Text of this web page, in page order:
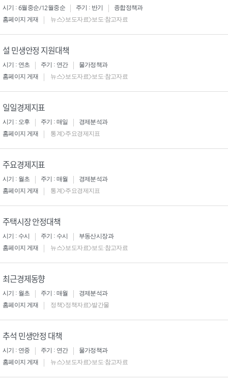
시기 : 6월중순/12월중순 주기 : 반기
종합정책과
홈페이지 게재
뉴스>보도자료>보도·참고자료
설 민생안정 지원대책
시기 : 연초 주기 : 연간
물가정책과
홈페이지 게재
뉴스>보도자료>보도·참고자료
일일경제지표
시기 : 오후 주기 : 매일
경제분석과
홈페이지 게재
통계>주요경제지표
주요경제지표
시기 : 월초 주기 : 매월
경제분석과
홈페이지 게재
통계>주요경제지표
주택시장 안정대책
시기 : 수시 주기 : 수시
부동산시장과
홈페이지 게재
뉴스>보도자료>보도·참고자료
최근경제동향
시기 : 월초 주기 : 매월
경제분석과
홈페이지 게재
정책>정책자료>발간물
추석 민생안정 대책
시기 : 연중 주기 : 연간
물가정책과
홈페이지 게재
뉴스>보도자료>보도·참고자료